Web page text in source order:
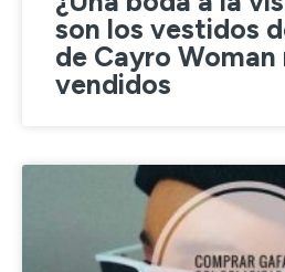
son los vestidos
de Cayro Woman
vendidos